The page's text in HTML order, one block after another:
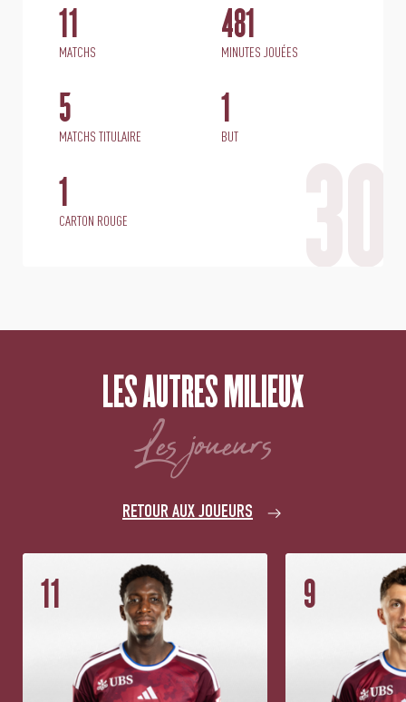
11
MATCHS
481
MINUTES JOUÉES
5
MATCHS TITULAIRE
1
BUT
1
CARTON ROUGE
LES AUTRES MILIEUX
les joueurs
RETOUR AUX JOUEURS
11 9